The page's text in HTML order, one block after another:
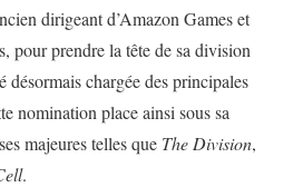
dirigeant d’Amazon Games et
pour prendre la tête de sa division
désormais chargée des principales
nomination place ainsi sous sa
majeures telles que The Division,
.